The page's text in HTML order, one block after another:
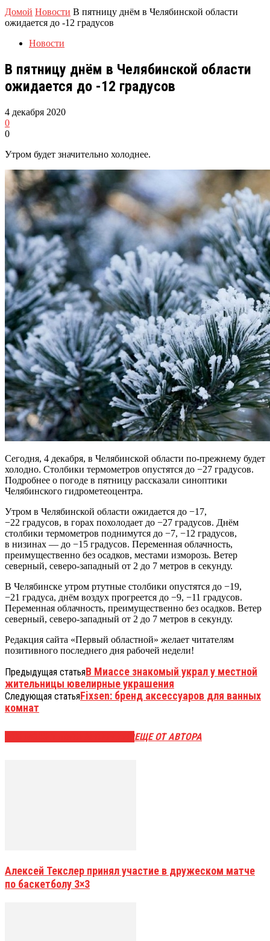
Домой Новости В пятницу днём в Челябинской области
ожидается до -12 градусов
Новости
В пятницу днём в Челябинской области
ожидается до -12 градусов
4 декабря 2020
0
0
Утром будет значительно холоднее.
Сегодня, 4 декабря, в Челябинской области по-прежнему будет
холодно. Столбики термометров опустятся до −27 градусов.
Подробнее о погоде в пятницу рассказали синоптики
Челябинского гидрометеоцентра.
Утром в Челябинской области ожидается до −17,
−22 градусов, в горах похолодает до −27 градусов. Днём
столбики термометров поднимутся до −7, −12 градусов,
в низинах — до −15 градусов. Переменная облачность,
преимущественно без осадков, местами изморозь. Ветер
северный, северо-западный от 2 до 7 метров в секунду.
В Челябинске утром ртутные столбики опустятся до −19,
−21 градуса, днём воздух прогреется до −9, −11 градусов.
Переменная облачность, преимущественно без осадков. Ветер
северный, северо-западный от 2 до 7 метров в секунду.
Редакция сайта «Первый областной» желает читателям
позитивного последнего дня рабочей недели!
Предыдущая статьяВ Миассе знакомый украл у местной
жительницы ювелирные украшения
Следующая статьяFixsen: бренд аксессуаров для ванных
комнат
ЕЩЕ ОТ АВТОРА
Алексей Текслер принял участие в дружеском матче
по баскетболу 3×3